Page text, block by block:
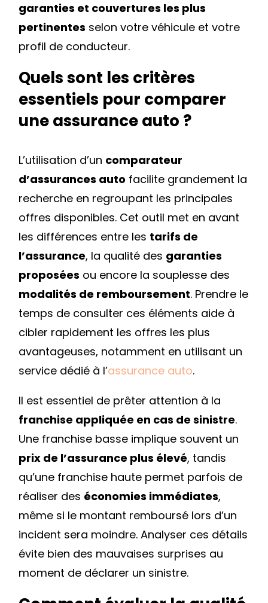
garanties et couvertures les plus
pertinentes selon votre véhicule et votre
profil de conducteur.
Quels sont les critères
essentiels pour comparer
une assurance auto ?
L’utilisation d’un comparateur
d’assurances auto facilite grandement la
recherche en regroupant les principales
offres disponibles. Cet outil met en avant
les différences entre les tarifs de
l’assurance, la qualité des garanties
proposées ou encore la souplesse des
modalités de remboursement. Prendre le
temps de consulter ces éléments aide à
cibler rapidement les offres les plus
avantageuses, notamment en utilisant un
service dédié à l’assurance auto.
Il est essentiel de prêter attention à la
franchise appliquée en cas de sinistre.
Une franchise basse implique souvent un
prix de l’assurance plus élevé, tandis
qu’une franchise haute permet parfois de
réaliser des économies immédiates,
même si le montant remboursé lors d’un
incident sera moindre. Analyser ces détails
évite bien des mauvaises surprises au
moment de déclarer un sinistre.